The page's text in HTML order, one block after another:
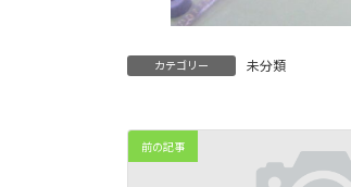
カテゴリー 未分類
前の記事